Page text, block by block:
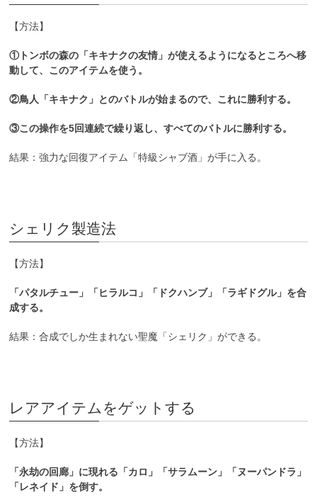
【方法】
①トンボの森の「キキナクの友情」が使えるようになるところへ移
動して、このアイテムを使う。
②鳥人「キキナク」とのバトルが始まるので、これに勝利する。
③この操作を5回連続で繰り返し、すべてのバトルに勝利する。
結果：強力な回復アイテム「特級シャブ酒」が手に入る。
シェリク製造法
【方法】
「パタルチュー」「ヒラルコ」「ドクハンブ」「ラギドグル」を合
成する。
結果：合成でしか生まれない聖魔「シェリク」ができる。
レアアイテムをゲットする
【方法】
「永劫の回廊」に現れる「カロ」「サラムーン」「ヌーパンドラ」
「レネイド」を倒す。